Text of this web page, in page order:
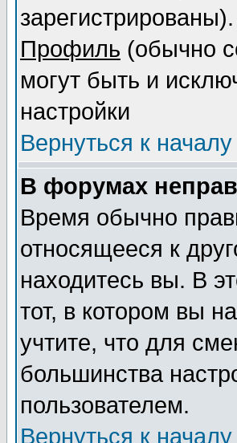
Профиль (обычно
могут быть и
настройки
Вернуться к началу
В форумах
Время обычно
относящееся к
находитесь вы. В
тот, в котором вы
учтите, что для
большинства
пользователем.
Вернуться к началу